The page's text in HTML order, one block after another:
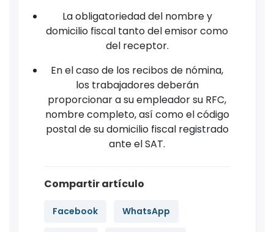
La obligatoriedad del nombre y
domicilio fiscal tanto del emisor como
del receptor.
En el caso de los recibos de nómina,
los trabajadores deberán
proporcionar a su empleador su RFC,
nombre completo, así como el código
postal de su domicilio fiscal registrado
ante el SAT.
Compartir artículo
Facebook WhatsApp